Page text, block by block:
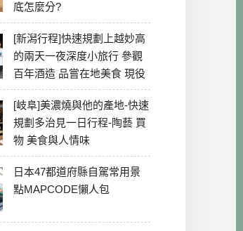
底怎麼分?
[新潟行程]快速規劃上越妙高
的兩天一夜深度小旅行 參觀
百年酒造 品嘗在地美食 現役
最老牌電影院
[岐阜]美濃燒與他的產地-快速
規劃多治見一日行程-陶藝 買
物 美食與人情味
日本47都道府縣自駕常用景
點MAPCODE懶人包